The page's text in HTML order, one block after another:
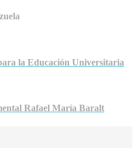
la Educación Universitaria
Rafael María Baralt